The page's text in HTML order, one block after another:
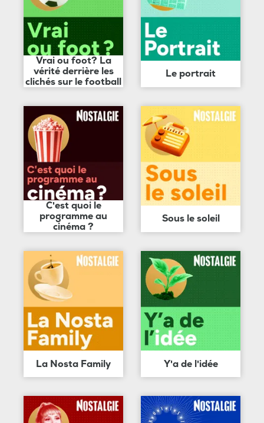
Vrai ou foot? La
vérité derrière les
clichés sur le football
Le portrait
C'est quoi le
programme au
cinéma ?
Sous le soleil
La Nosta Family Y'a de l'idée